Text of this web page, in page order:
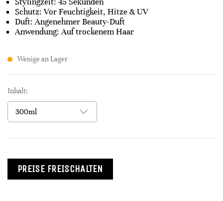
Schutz: Vor Feuchtigkeit, Hitze & UV
Duft: Angenehmer Beauty-Duft
Anwendung: Auf trockenem Haar
Wenige an Lager
Inhalt:
PREISE FREISCHALTEN